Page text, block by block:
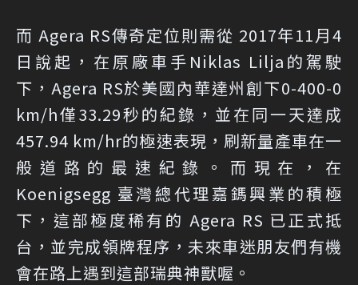
而 Agera RS傳奇定位則需從 2017年11月4
日說起，在原廠車手Niklas Lilja的駕駛
下，Agera RS於美國內華達州創下0-400-0
km/h僅33.29秒的紀錄，並在同一天達成
457.94 km/hr的極速表現，刷新量產車在一
般道路的最速紀錄。而現在，在
Koenigsegg 臺灣總代理嘉鎷興業的積極
下，這部極度稀有的 Agera RS 已正式抵
台，並完成領牌程序，未來車迷朋友們有機
會在路上遇到這部瑞典神獸喔。